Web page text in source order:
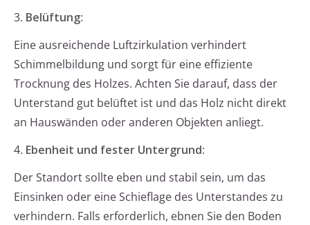
3. Belüftung:
Eine ausreichende Luftzirkulation verhindert
Schimmelbildung und sorgt für eine effiziente
Trocknung des Holzes. Achten Sie darauf, dass der
Unterstand gut belüftet ist und das Holz nicht direkt
an Hauswänden oder anderen Objekten anliegt.
4. Ebenheit und fester Untergrund:
Der Standort sollte eben und stabil sein, um das
Einsinken oder eine Schieflage des Unterstandes zu
verhindern. Falls erforderlich, ebnen Sie den Boden